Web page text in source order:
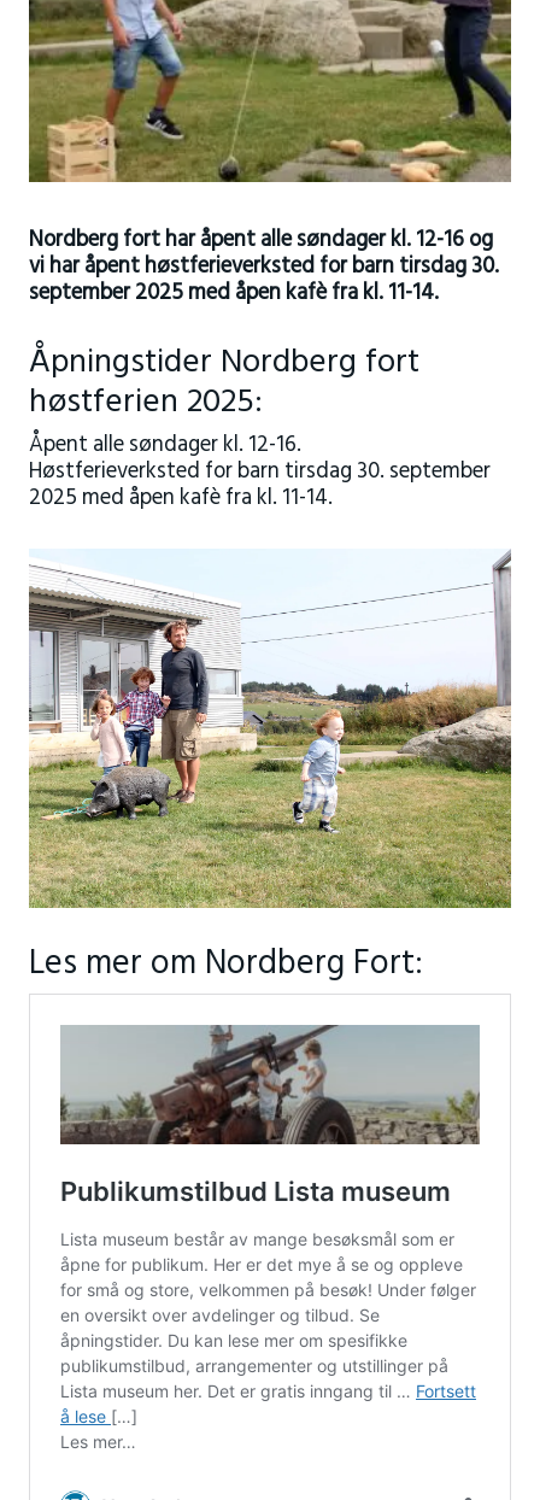
Nordberg fort har åpent alle søndager kl. 12-16 og
vi har åpent høstferieverksted for barn tirsdag 30.
september 2025 med åpen kafè fra kl. 11-14.
Åpningstider Nordberg fort
høstferien 2025:
Åpent alle søndager kl. 12-16.
Høstferieverksted for barn tirsdag 30. september
2025 med åpen kafè fra kl. 11-14.
Les mer om Nordberg Fort: